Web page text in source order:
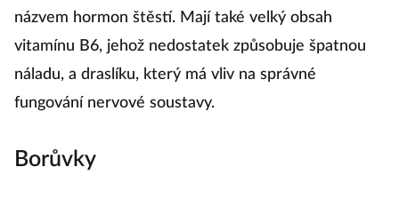
názvem hormon štěstí. Mají také velký obsah
vitamínu B6, jehož nedostatek způsobuje špatnou
náladu, a draslíku, který má vliv na správné
fungování nervové soustavy.
Borůvky